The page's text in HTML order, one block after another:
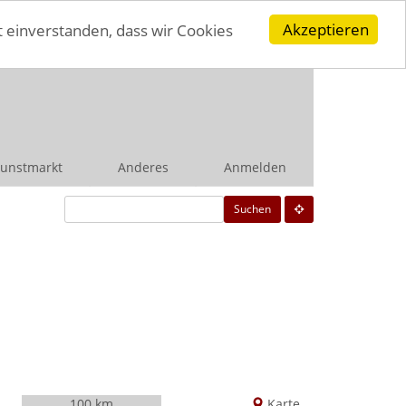
Akzeptieren
dass wir Cookies
Anderes Anmelden
Suchen